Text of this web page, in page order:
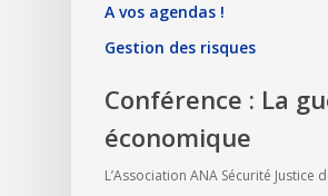
A vos agendas !
Gestion des risques
Conférence : La
économique
L’Association ANA Sécurité Justice